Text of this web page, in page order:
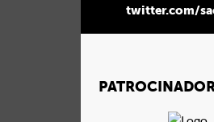
twitter.com/